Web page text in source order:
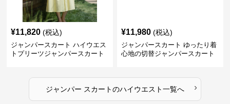
¥11,820 (税込)
ジャンパースカート ハイウエス
トプリーツジャンパースカート
¥11,980 (税込)
ジャンパースカート ゆったり着
心地の切替ジャンパースカート
ジャンパー スカートのハイウエスト一覧へ ›